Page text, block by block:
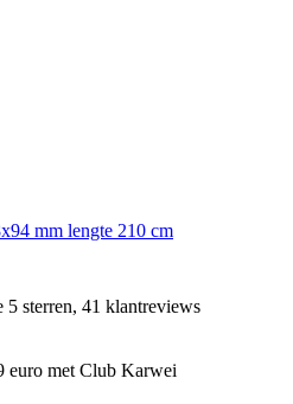
mm lengte 210 cm
5 sterren, 41 klantreviews
euro met Club Karwei